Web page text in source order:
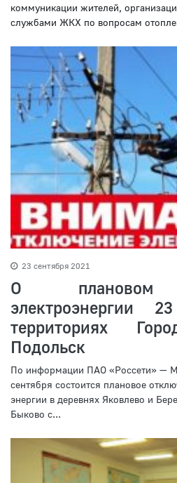
коммуникации жителей,
службами ЖКХ по вопросам
23 сентября 2021
О плановом
электроэнергии
территориях
Подольск
По информации ПАО «Россети» —
сентября состоится плановое
энергии в деревнях Яковлево и
Быково с...